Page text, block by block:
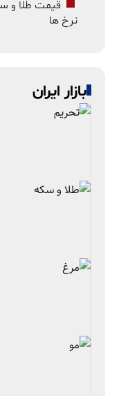
نرخ ها
بازار ایران